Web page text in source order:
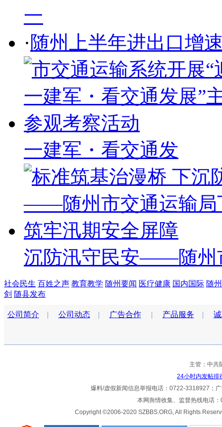
一
·随州上半年进出口增
一建军・看交通发
沉防汛守民安——随州
社会民生 百姓之声 教育教学 随州要闻 医疗健康 国内国际 随
剑 随县发布
公司简介 | 公司动态| 广告合作| 产品服务 |
主管：中
24小时内发帖排
爆料/虚假新闻信息举报电话：0722-3318927；
本网舆情收集、监督热线电话
Copyright ©2006-2020 SZBBS.ORG, All Rights